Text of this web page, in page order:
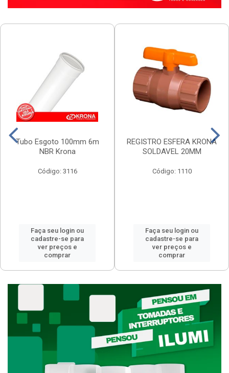
Tubo Esgoto 100mm 6m
NBR Krona
Código: 3116
Faça seu login ou
cadastre-se para
ver preços e
comprar
REGISTRO ESFERA KRONA
SOLDAVEL 20MM
Código: 1110
Faça seu login ou
cadastre-se para
ver preços e
comprar